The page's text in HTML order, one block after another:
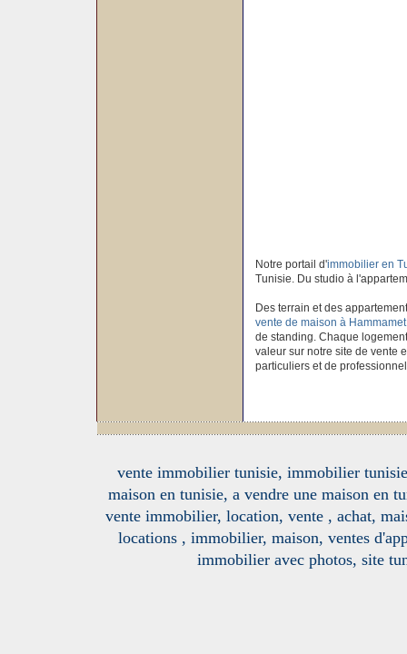
Notre portail d'immobilier en
Tunisie. Du studio à
Des terrain et des
vente de maison à Hammamet
de standing. Chaque
valeur sur notre site de vente
particuliers et de
vente immobilier tunisie, immobilier
maison en tunisie, a vendre une maison en
vente immobilier, location, vente , achat,
locations , immobilier, maison, ventes
immobilier avec photos, site